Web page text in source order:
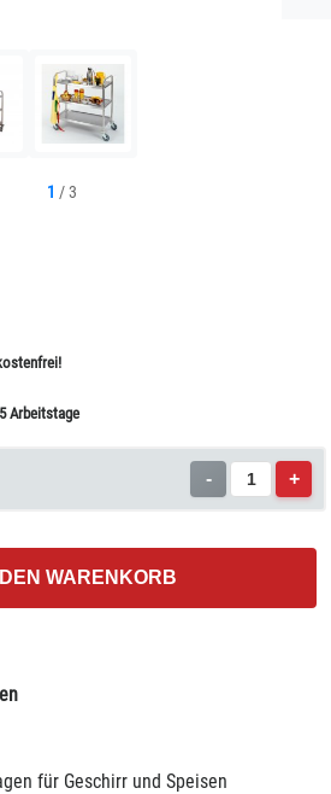
1 /3
Arbeitstage
- +
WARENKORB
für Geschirr und Speisen